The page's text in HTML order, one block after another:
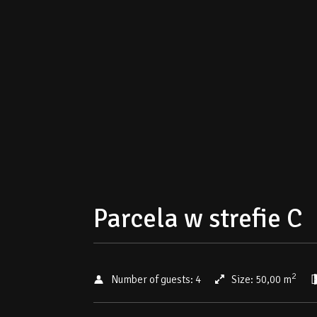
Parcela w strefie C
Number of guests: 4 Size: 50,00 m2